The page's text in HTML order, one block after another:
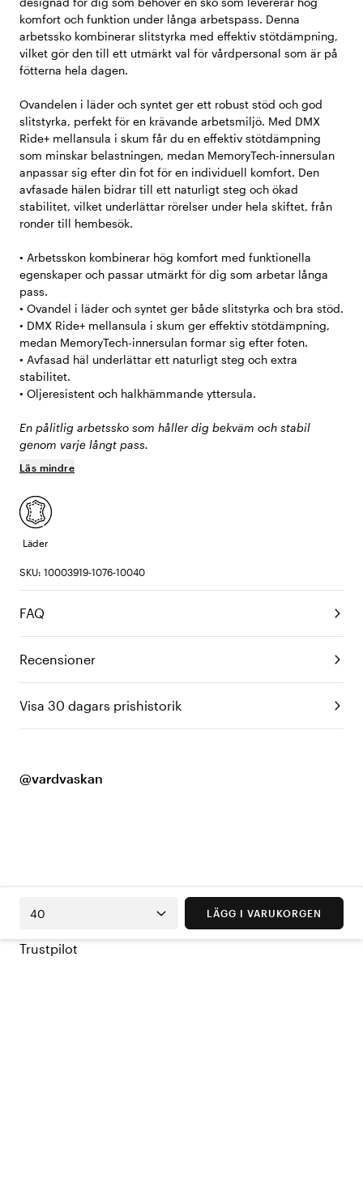
komfort och funktion under långa arbetspass. Denna
arbetssko kombinerar slitstyrka med effektiv stötdämpning,
vilket gör den till ett utmärkt val för vårdpersonal som är på
fötterna hela dagen.
Ovandelen i läder och syntet ger ett robust stöd och god
slitstyrka, perfekt för en krävande arbetsmiljö. Med DMX
Ride+ mellansula i skum får du en effektiv stötdämpning
som minskar belastningen, medan MemoryTech-innersulan
anpassar sig efter din fot för en individuell komfort. Den
avfasade hälen bidrar till ett naturligt steg och ökad
stabilitet, vilket underlättar rörelser under hela skiftet, från
ronder till hembesök.
• Arbetsskon kombinerar hög komfort med funktionella
egenskaper och passar utmärkt för dig som arbetar långa
pass.
• Ovandel i läder och syntet ger både slitstyrka och bra stöd.
• DMX Ride+ mellansula i skum ger effektiv stötdämpning,
medan MemoryTech-innersulan formar sig efter foten.
• Avfasad häl underlättar ett naturligt steg och extra
stabilitet.
• Oljeresistent och halkhämmande yttersula.
En pålitlig arbetssko som håller dig bekväm och stabil
genom varje långt pass.
Läs mindre
Läder
SKU: 10003919-1076-10040
FAQ
Recensioner
Visa 30 dagars prishistorik
@vardvaskan
40 LÄGG I VARUKORGEN
Trustpilot